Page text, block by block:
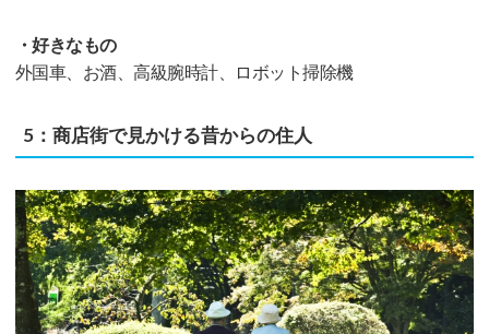
・好きなもの
外国車、お酒、高級腕時計、ロボット掃除機
5：商店街で見かける昔からの住人